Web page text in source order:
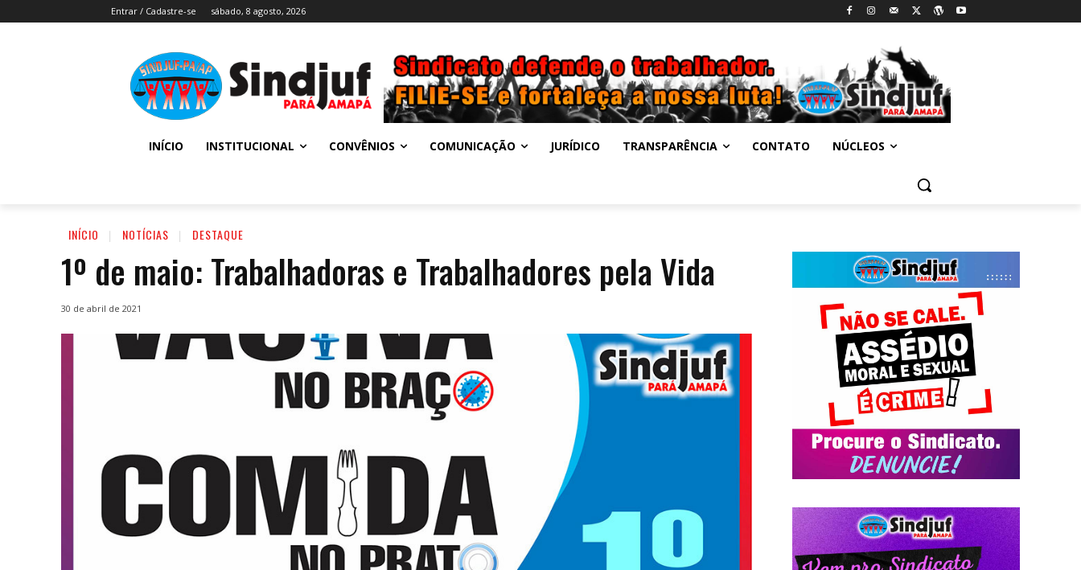
Entrar / Cadastre-se sábado, 8 agosto, 2026
INÍCIO INSTITUCIONAL CONVÊNIOS COMUNICAÇÃO JURÍDICO TRANSPARÊNCIA CONTATO NÚCLEOS
INÍCIO NOTÍCIAS DESTAQUE
1º de maio: Trabalhadoras e Trabalhadores pela Vida
30 de abril de 2021